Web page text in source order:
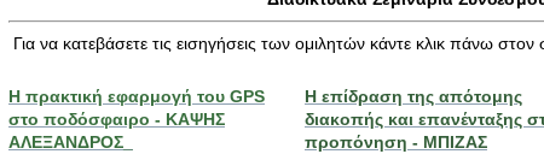
Για να κατεβάσετε τις εισηγήσεις των ομιλητών κάντε κλικ πάνω
Η πρακτική εφαρμογή του GPS
στο ποδόσφαιρο - ΚΑΨΗΣ
ΑΛΕΞΑΝΔΡΟΣ_
Η επίδραση της απότομης
διακοπής και επανένταξης
προπόνηση - ΜΠΙΖΑΣ